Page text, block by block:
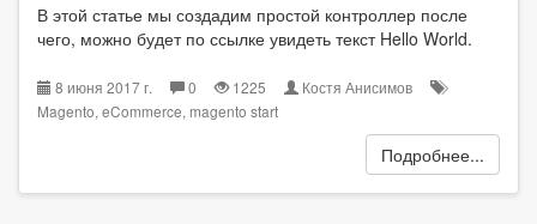
В этой статье мы создадим простой контроллер после
чего, можно будет по ссылке увидеть текст Hello World.
8 июня 2017 г. 0 1225
Костя Анисимов
Magento, eCommerce, magento start
Подробнее...